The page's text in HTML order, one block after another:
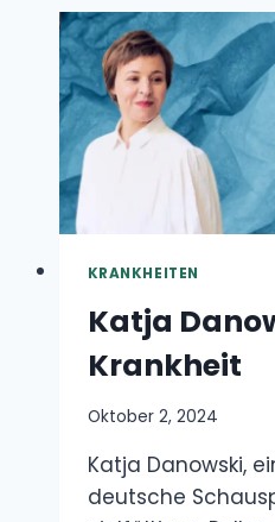
KRANKHEITEN
Katja
Oktober 2, 2024
Katja Danowski, eine
Schauspielerin, die für
in Theater, Film und…
WEITERLESENKATJA
DANOWSKI